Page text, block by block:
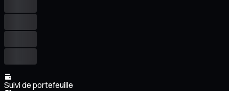
Suivi de portefeuille